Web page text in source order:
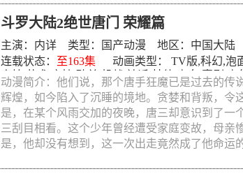
斗罗大陆2绝世唐门 荣耀篇
主演： 内详 类型： 国产动漫 地区：中国大陆
连载状态： 至163集 动画类型： TV版,科幻,泡
竞技 ,艺术 亲情,耽美 机战 ,神话,其他,少女, 喜剧 ,少
格斗,犯罪,百合 ,宠物 恋爱 ,侦探,未来,职场,特摄, 魔
子,恐怖,战斗,热血 童话,社会,刑侦,励志, 后宫,吸血
画
动漫简介：他们说，那个唐手狂魔已是过去的传
辉煌，如今陷入了沉睡的境地。贪婪和背叛，令
是，在某个风雨交加的夜晚，唐三却意识到了一
三刮目相看。这个少年曾经遭受家庭变故，母亲
是，他却没有想到，这一次出走竟然成了他命运